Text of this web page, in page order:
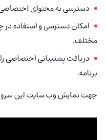
دسترسی به محتوای
امکان دسترسی و استفاده
مختلف.
دریافت پشتیبانی اختصاصی
برنامه.
جهت نمایش وب سایت این